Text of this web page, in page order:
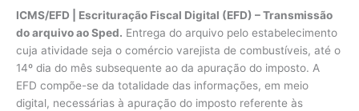
ICMS/EFD | Escrituração Fiscal Digital (EFD) – Transmissão
do arquivo ao Sped. Entrega do arquivo pelo estabelecimento
cuja atividade seja o comércio varejista de combustíveis, até o
14º dia do mês subsequente ao da apuração do imposto. A
EFD compõe-se da totalidade das informações, em meio
digital, necessárias à apuração do imposto referente às